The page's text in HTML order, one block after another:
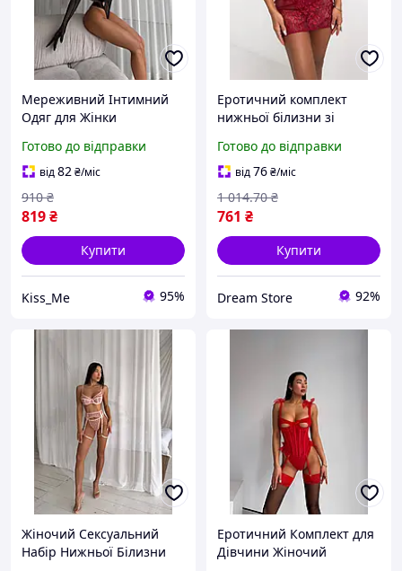
Мереживний Інтимний
Одяг для Жінки
та Рукавички для Дівчини
Жіночий Боді Сексуальна
Нижня Білизна M
Готово до відправки
від82₴/міс
819₴
910 ₴
Купити
Kiss_Me 95%
Еротичний комплект
нижньої білизни зі
Дропшипінг (від 1 шт.),
Червоний
Готово до відправки
від76₴/міс
761 ₴
1 014.70 ₴
Купити
Dream Store 92%
Жіночий Сексуальний
Набір Нижньої Білизни
Еротичний Комплект для
Дівчини Жіночий